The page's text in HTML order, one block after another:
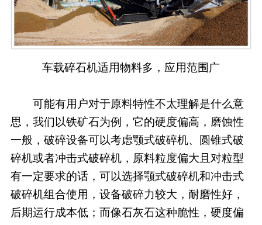
车载碎石机适用物料多，应用范围广
可能有用户对于原料特性不太理解是什么意
思，我们以铁矿石为例，它的硬度偏高，磨蚀性
一般，破碎设备可以考虑颚式破碎机、圆锥式破
碎机或者冲击式破碎机，原料粒度偏大且对粒型
有一定要求的话，可以选择颚式破碎机和冲击式
破碎机组合使用，设备破碎力较大，耐磨性好，
后期运行成本低；而像石灰石这种脆性，硬度偏